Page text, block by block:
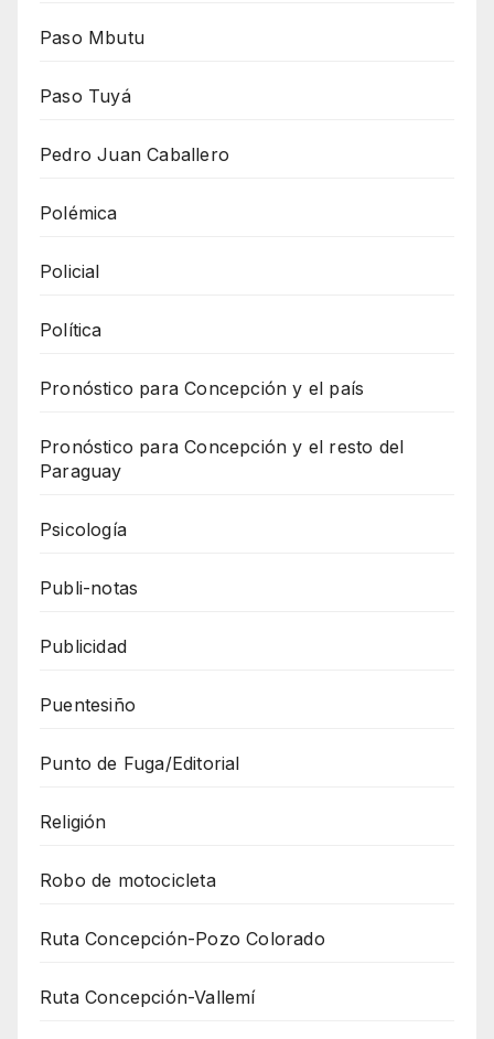
Paso Mbutu
Paso Tuyá
Pedro Juan Caballero
Polémica
Policial
Política
Pronóstico para Concepción y el país
Pronóstico para Concepción y el resto del
Paraguay
Psicología
Publi-notas
Publicidad
Puentesiño
Punto de Fuga/Editorial
Religión
Robo de motocicleta
Ruta Concepción-Pozo Colorado
Ruta Concepción-Vallemí